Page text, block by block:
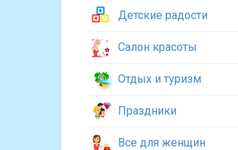
Детские радости
Салон красоты
Отдых и туризм
Праздники
Все для женщин